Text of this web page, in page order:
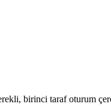
birinci taraf oturum